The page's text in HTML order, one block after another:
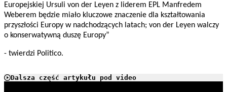
Europejskiej Ursuli von der Leyen z liderem EPL Manfredem
Weberem będzie miało kluczowe znaczenie dla kształtowania
przyszłości Europy w nadchodzących latach; von der Leyen walczy
o konserwatywną duszę Europy”
- twierdzi Politico.
Dalsza część artykułu pod video